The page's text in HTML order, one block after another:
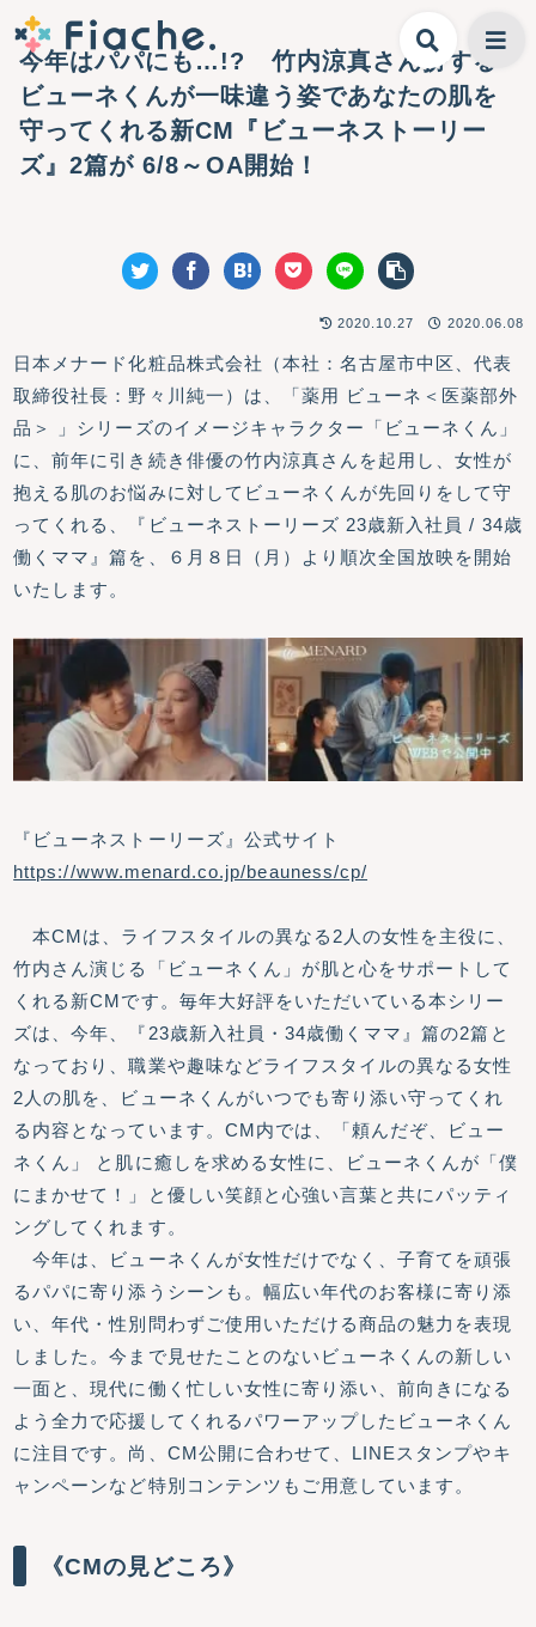
今年はパパにも…!? 竹内涼真さん扮する
ビューネくんが一味違う姿であなたの肌を
守ってくれる新CM『ビューネストーリー
ズ』2篇が 6/8～OA開始！
2020.10.27 2020.06.08
日本メナード化粧品株式会社（本社：名古屋市中区、代表
取締役社長：野々川純一）は、「薬用 ビューネ＜医薬部外
品＞ 」シリーズのイメージキャラクター「ビューネくん」
に、前年に引き続き俳優の竹内涼真さんを起用し、女性が
抱える肌のお悩みに対してビューネくんが先回りをして守
ってくれる、『ビューネストーリーズ 23歳新入社員 / 34歳
働くママ』篇を、６月８日（月）より順次全国放映を開始
いたします。
『ビューネストーリーズ』公式サイト
https://www.menard.co.jp/beauness/cp/
本CMは、ライフスタイルの異なる2人の女性を主役に、
竹内さん演じる「ビューネくん」が肌と心をサポートして
くれる新CMです。毎年大好評をいただいている本シリー
ズは、今年、『23歳新入社員・34歳働くママ』篇の2篇と
なっており、職業や趣味などライフスタイルの異なる女性
2人の肌を、ビューネくんがいつでも寄り添い守ってくれ
る内容となっています。CM内では、「頼んだぞ、ビュー
ネくん」 と肌に癒しを求める女性に、ビューネくんが「僕
にまかせて！」と優しい笑顔と心強い言葉と共にパッティ
ングしてくれます。
今年は、ビューネくんが女性だけでなく、子育てを頑張
るパパに寄り添うシーンも。幅広い年代のお客様に寄り添
い、年代・性別問わずご使用いただける商品の魅力を表現
しました。今まで見せたことのないビューネくんの新しい
一面と、現代に働く忙しい女性に寄り添い、前向きになる
よう全力で応援してくれるパワーアップしたビューネくん
に注目です。尚、CM公開に合わせて、LINEスタンプやキ
ャンペーンなど特別コンテンツもご用意しています。
《CMの見どころ》